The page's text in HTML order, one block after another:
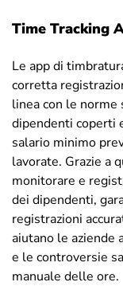
Time Tracking
Le app di
corretta
linea con le norme
dipendenti coperti
salario minimo
lavorate. Grazie a
monitorare e
dei dipendenti,
registrazioni
aiutano le aziende
e le controversie
manuale delle ore.